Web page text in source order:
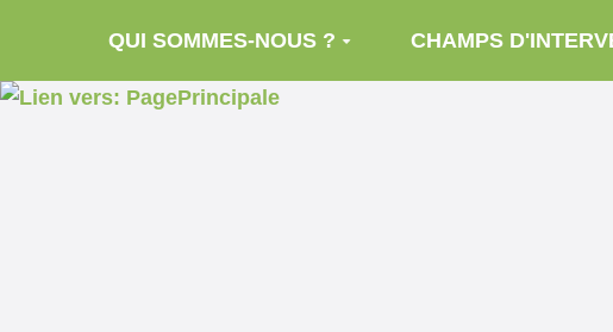
Aller au contenu principal
QUI SOMMES-NOUS ? CHAMPS